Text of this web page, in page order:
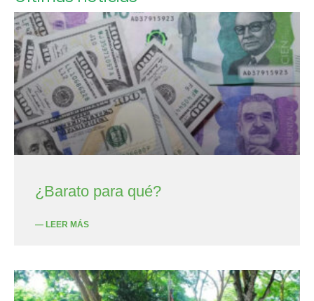
¿Barato para qué?
— LEER MÁS